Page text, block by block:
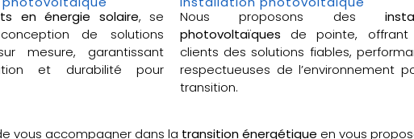
en énergie solaire, se
de solutions
mesure, garantissant
et durabilité pour
Nous proposons des
photovoltaïques de pointe,
clients des solutions fiables,
respectueuses de l’environnement
transition.
vous accompagner dans la transition énergétique en vous